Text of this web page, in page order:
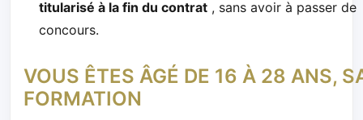
titularisé à la fin du contrat , sans avoir à passer de
concours.
VOUS ÊTES ÂGÉ DE 16 À 28 ANS,
FORMATION